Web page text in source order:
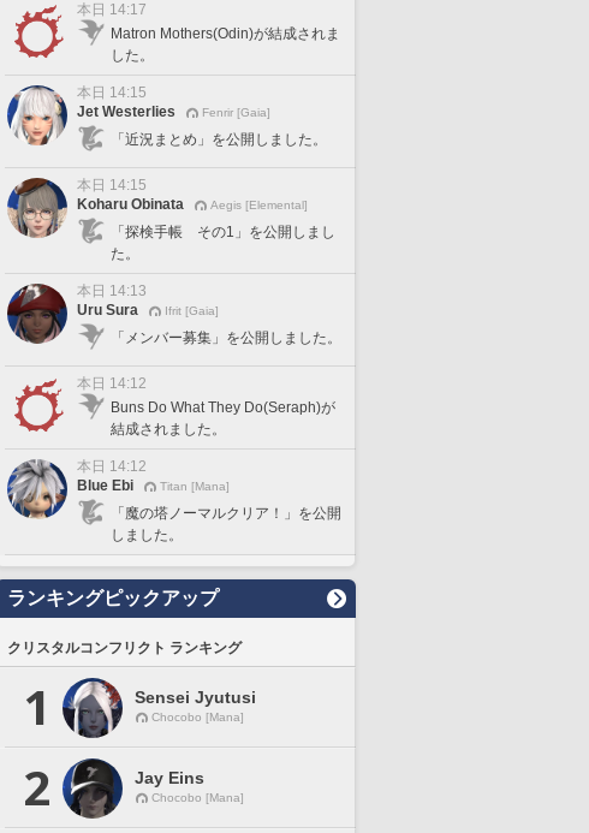
本日 14:17
Matron Mothers(Odin)が結成されま
した。
本日 14:15
Jet Westerlies
Fenrir [Gaia]
「近況まとめ」を公開しました。
本日 14:15
Koharu Obinata
Aegis [Elemental]
「探検手帳 その1」を公開しまし
た。
本日 14:13
Uru Sura
Ifrit [Gaia]
「メンバー募集」を公開しました。
本日 14:12
Buns Do What They Do(Seraph)が
結成されました。
本日 14:12
Blue Ebi
Titan [Mana]
「魔の塔ノーマルクリア！」を公開
しました。
ランキングピックアップ
クリスタルコンフリクト ランキング
1 Sensei Jyutusi
Chocobo [Mana]
2 Jay Eins
Chocobo [Mana]